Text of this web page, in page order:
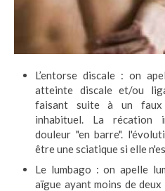
L’entorse discale : on
atteinte discale et/ou
faisant suite à un
inhabituel. La récation
douleur "en barre".
être une sciatique si elle
Le lumbago : on apelle
aïgue ayant moins de